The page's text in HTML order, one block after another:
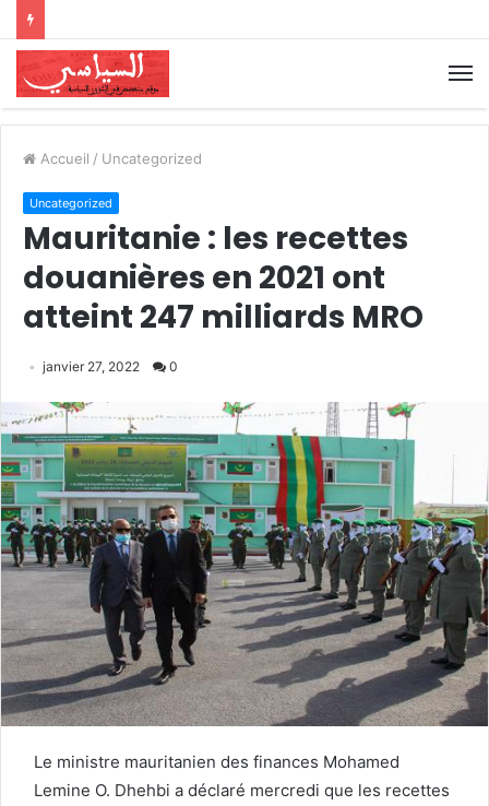
Accueil / Uncategorized
Uncategorized
Mauritanie : les recettes
douanières en 2021 ont
atteint 247 milliards MRO
janvier 27, 2022 0
Le ministre mauritanien des finances Mohamed
Lemine O. Dhehbi a déclaré mercredi que les recettes